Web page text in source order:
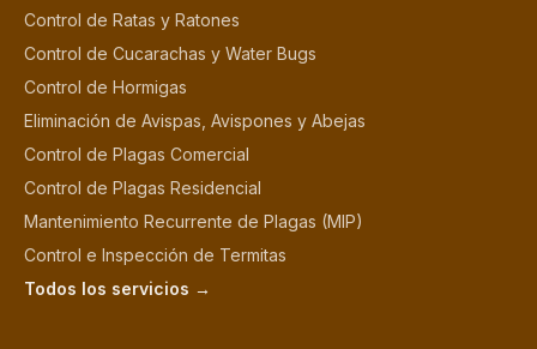
Control de Ratas y Ratones
Control de Cucarachas y Water Bugs
Control de Hormigas
Eliminación de Avispas, Avispones y Abejas
Control de Plagas Comercial
Control de Plagas Residencial
Mantenimiento Recurrente de Plagas (MIP)
Control e Inspección de Termitas
Todos los servicios →